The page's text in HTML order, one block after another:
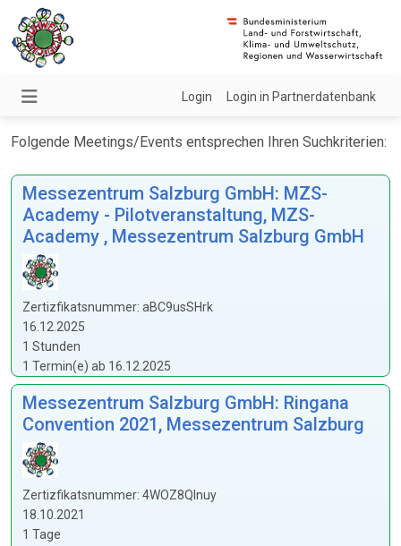
Login Login in Partnerdatenbank
Folgende Meetings/Events entsprechen Ihren Suchkriterien:
Messezentrum Salzburg GmbH: MZS-
Academy - Pilotveranstaltung, MZS-
Academy , Messezentrum Salzburg GmbH
Zertizfikatsnummer: aBC9usSHrk
16.12.2025
1 Stunden
1 Termin(e) ab 16.12.2025
Messezentrum Salzburg GmbH: Ringana
Convention 2021, Messezentrum Salzburg
Zertizfikatsnummer: 4WOZ8Qlnuy
18.10.2021
1 Tage